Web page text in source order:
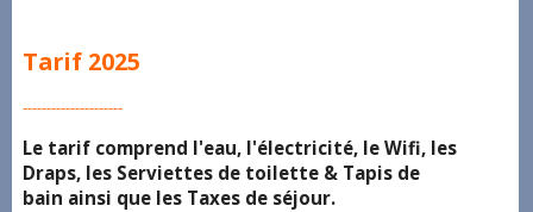
Tarif 2025
---------------------
Le tarif comprend l'eau, l'électricité, le Wifi, les
Draps, les Serviettes de toilette & Tapis de
bain ainsi que les Taxes de séjour.